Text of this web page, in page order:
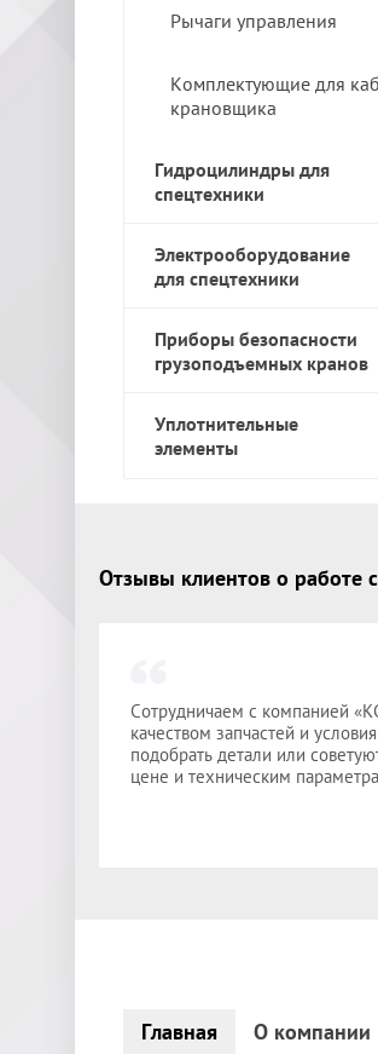
Рычаги управления
Комплектующие для
крановщика
Гидроцилиндры для
спецтехники
Электрооборудование
для спецтехники
Приборы безопасности
грузоподъемных кранов
Уплотнительные
элементы
Отзывы клиентов о работе
Сотрудничаем с компанией
качеством запчастей и
подобрать детали или
цене и техническим
Главная О компании